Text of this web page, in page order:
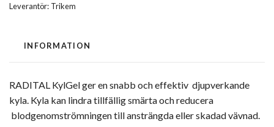
Leverantör: Trikem
INFORMATION
RADITAL KylGel ger en snabb och effektiv djupverkande
kyla. Kyla kan lindra tillfällig smärta och reducera
blodgenomströmningen till ansträngda eller skadad vävnad.